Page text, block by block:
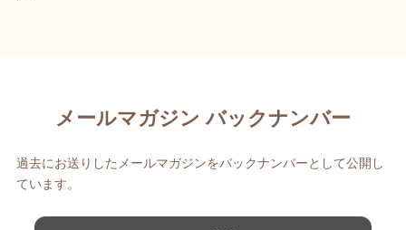
メールマガジン バックナンバー
過去にお送りしたメールマガジンをバックナンバーとして公開し
ています。